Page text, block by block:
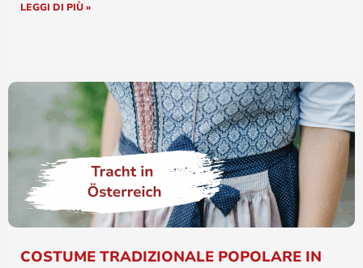
LEGGI DI PIÙ »
COSTUME TRADIZIONALE POPOLARE IN